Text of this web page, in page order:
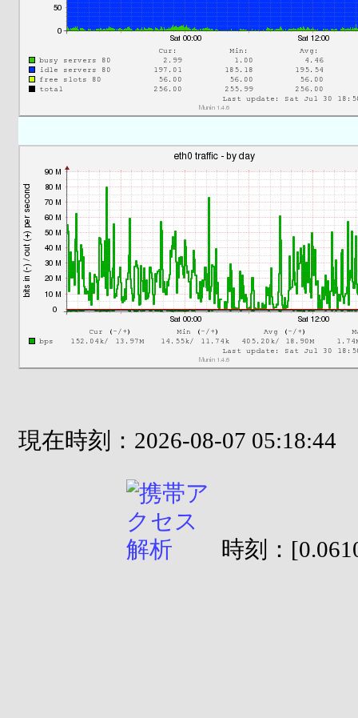
現在時刻：2026-08-07 05:18:44
時刻：